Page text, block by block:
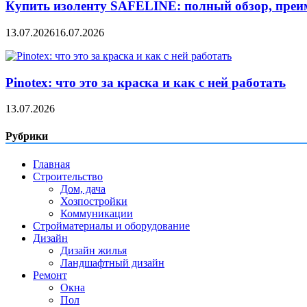
Купить изоленту SAFELINE: полный обзор,
13.07.202616.07.2026
Pinotex: что это за краска и как с ней работать
13.07.2026
Рубрики
Главная
Строительство
Дом, дача
Хозпостройки
Коммуникации
Стройматериалы и оборудование
Дизайн
Дизайн жилья
Ландшафтный дизайн
Ремонт
Окна
Пол